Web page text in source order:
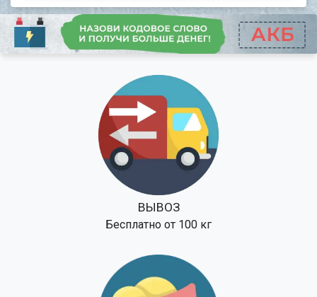
ВЫВОЗ
Бесплатно от 100 кг